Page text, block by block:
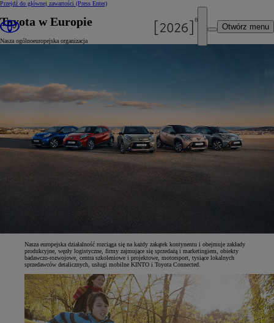
Przejdź do głównej zawartości (Press Enter)
Otwórz menu
Toyota w Europie
Nasza ogólnoeuropejska organizacja
Nasza europejska działalność rozciąga się na każdy zakątek kontynentu i obejmuje zakłady
produkcyjne, węzły logistyczne, firmy zajmujące się sprzedażą i marketingiem, obiekty
badawczo-rozwojowe, centra szkoleniowe i projektowe, motorsport, tysiące lokalnych
sprzedawców detalicznych, usługi mobilne KINTO i Toyota Connected.